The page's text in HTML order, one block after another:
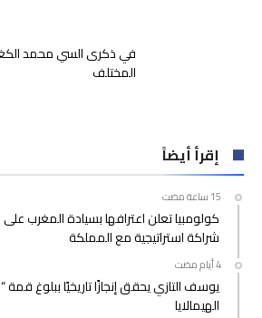
في ذكرى السي محمد
المختلف
إقرأ أيضاً
كولومبيا تعلن اعترافها بسيادة المغرب
شراكة استراتيجية مع المملكة
الهيمالايا